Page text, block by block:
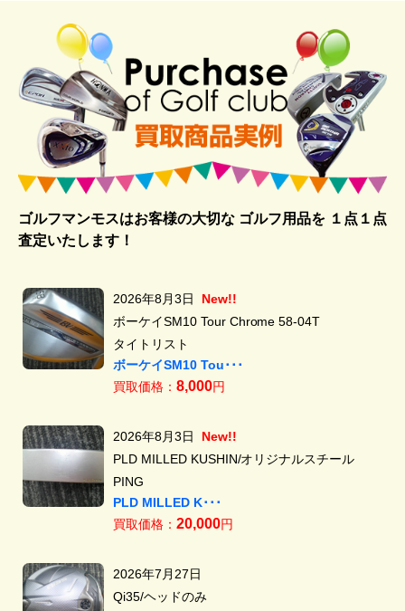
ゴルフマンモスはお客様の大切な ゴルフ用品を１点１点
査定いたします！
2026年8月3日
New!!
ボーケイSM10 Tour Chrome 58-04T
タイトリスト
ボーケイSM10 Tou･･･
買取価格： 8,000円
2026年8月3日
New!!
PLD MILLED KUSHIN/オリジナルスチール
PING
PLD MILLED K･･･
買取価格： 20,000円
2026年7月27日
Qi35/ヘッドのみ